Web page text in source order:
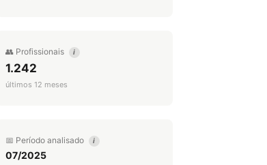
👥 Profissionais i
1.242
últimos 12 meses
📅 Período analisado i
07/2025